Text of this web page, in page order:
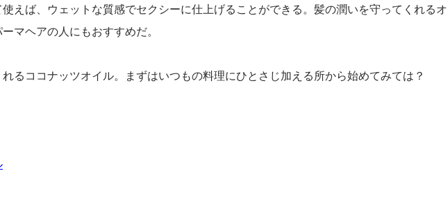
えば、ウェットな質感でセクシーに仕上げることができる。髪の潤いを守ってくれるオ
マヘアの人にもおすすめだ。
るココナッツオイル。まずはいつもの料理にひとさじ加える所から始めてみては？